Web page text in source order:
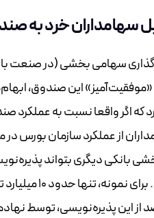
سهامداران خرد به
سهامی بخشی (در صنعت
این صندوق،
که اگر واقعا نسبت به
از عملکرد سازمان
دیگری بتواند
تناقض را
یا حداقل ۴۰ درصد از این